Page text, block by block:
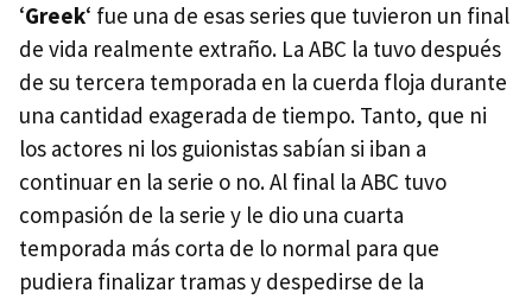
‘Greek‘ fue una de esas series que tuvieron un final
de vida realmente extraño. La ABC la tuvo después
de su tercera temporada en la cuerda floja durante
una cantidad exagerada de tiempo. Tanto, que ni
los actores ni los guionistas sabían si iban a
continuar en la serie o no. Al final la ABC tuvo
compasión de la serie y le dio una cuarta
temporada más corta de lo normal para que
pudiera finalizar tramas y despedirse de la